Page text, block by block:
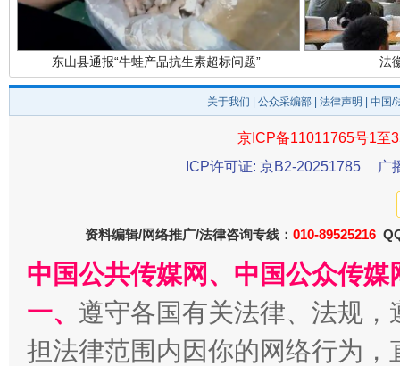
东山县通报“牛蛙产品抗生素超标问题” 法
千年窑火 生生不息 一
关于我们 公众采编部 法律声明 | 中国
京ICP备11011765号1至
ICP许可证: 京B2-20251785
广
资料编辑/网络推广/法律咨询专线： 010-89525216
中国公共传媒网、中国公众传
一、 遵守各国有关法律、法规
担法律范围内因你的网络行为